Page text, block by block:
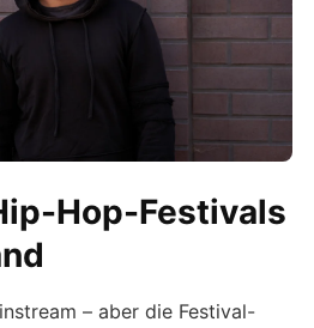
Hop-Festivals
– aber die Festival-